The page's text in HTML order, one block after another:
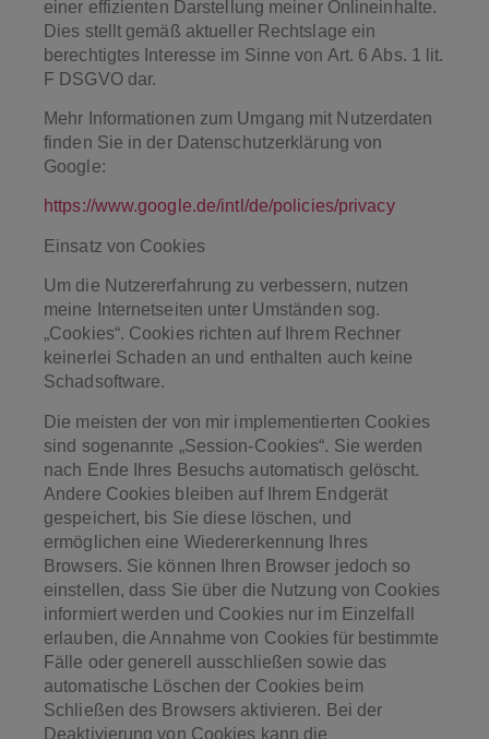
einer effizienten Darstellung meiner Onlineinhalte.
Dies stellt gemäß aktueller Rechtslage ein
berechtigtes Interesse im Sinne von Art. 6 Abs. 1 lit.
F DSGVO dar.
Mehr Informationen zum Umgang mit Nutzerdaten
finden Sie in der Datenschutzerklärung von
Google:
https://www.google.de/intl/de/policies/privacy
Einsatz von Cookies
Um die Nutzererfahrung zu verbessern, nutzen
meine Internetseiten unter Umständen sog.
„Cookies“. Cookies richten auf Ihrem Rechner
keinerlei Schaden an und enthalten auch keine
Schadsoftware.
Die meisten der von mir implementierten Cookies
sind sogenannte „Session-Cookies“. Sie werden
nach Ende Ihres Besuchs automatisch gelöscht.
Andere Cookies bleiben auf Ihrem Endgerät
gespeichert, bis Sie diese löschen, und
ermöglichen eine Wiedererkennung Ihres
Browsers. Sie können Ihren Browser jedoch so
einstellen, dass Sie über die Nutzung von Cookies
informiert werden und Cookies nur im Einzelfall
erlauben, die Annahme von Cookies für bestimmte
Fälle oder generell ausschließen sowie das
automatische Löschen der Cookies beim
Schließen des Browsers aktivieren. Bei der
Deaktivierung von Cookies kann die